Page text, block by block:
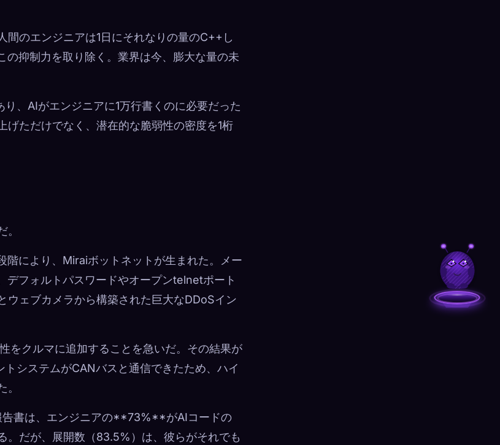
のエンジニアは1日にそれなりの量のC++し
抑制力を取り除く。業界は今、膨大な量の未
、AIがエンジニアに1万行書くのに必要だった
げただけでなく、潜在的な脆弱性の密度を1桁
により、Miraiボットネットが生まれた。メー
デフォルトパスワードやオープンtelnetポート
ウェブカメラから構築された巨大なDDoSイン
をクルマに追加することを急いだ。その結果が
システムがCANバスと通信できたため、ハイ
告書は、エンジニアの**73%**がAIコードの
。だが、展開数（83.5%）は、彼らがそれでも